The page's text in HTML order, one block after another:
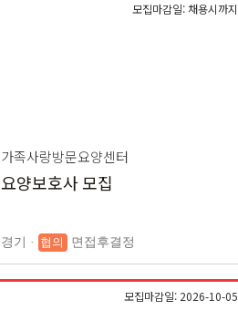
모집마감일: 채용시까지
가족사랑방문요양센터
요양보호사 모집
경기 · 협의 면접후결정
모집마감일: 2026-10-05